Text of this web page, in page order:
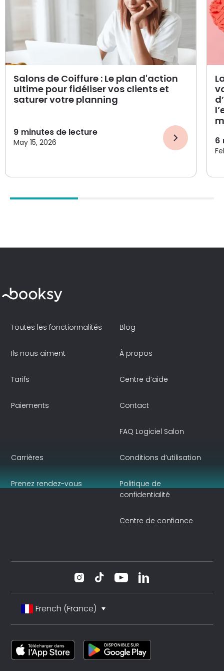
Salons de Coiffure : Le plan d'action
ultime pour fidéliser vos clients et
saturer votre planning
9 minutes de lecture
May 15, 2026 6
Toutes les fonctionnalités
Ils nous aiment
Tarifs
Paiements
Blog
À propos
Centre d’aide
Contact
FAQ Logiciel Salon
Carrières
Prenez rendez-vous
Conditions d’utilisation
Politique de
confidentialité
Centre de confiance
French (France)